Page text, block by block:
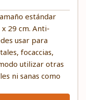
estándar
29 cm. Anti-
usar para
focaccias,
utilizar otras
ni sanas como